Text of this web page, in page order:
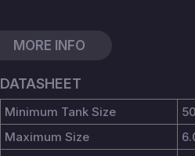
MORE INFO
DATASHEET
Minimum Tank Size
Maximum Size